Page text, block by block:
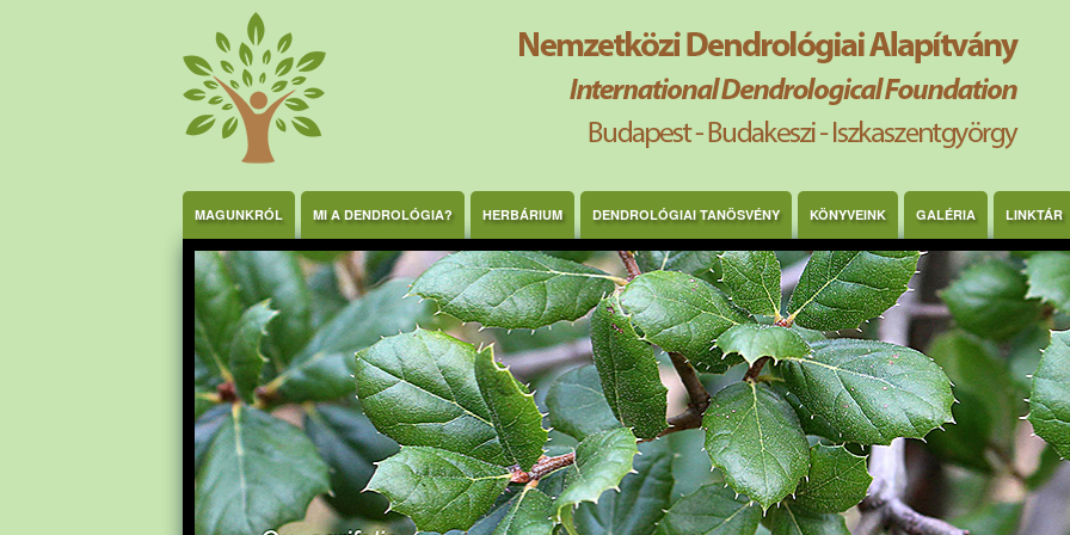
MAGUNKRÓL MI A DENDROLÓGIA? HERBÁRIUM DENDROLÓGIAI TANÖSVÉNY KÖNYVEINK GALÉRIA LINKTÁR